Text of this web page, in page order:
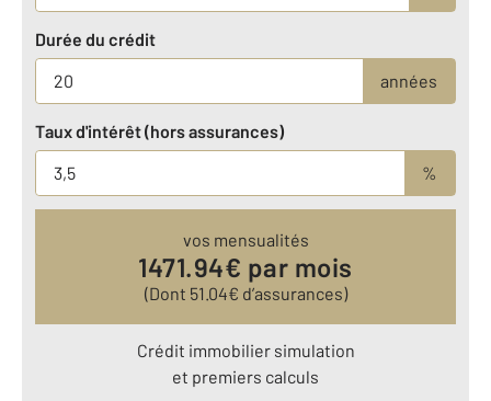
Durée du crédit
années
Taux d'intérêt (hors assurances)
%
vos mensualités
1471.94€ par mois
(Dont 51.04€ d’assurances)
Crédit immobilier simulation
et premiers calculs